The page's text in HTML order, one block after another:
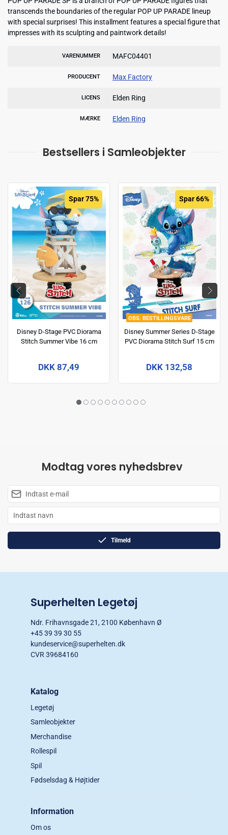
transcends the boundaries of the regular POP UP PARADE lineup
with special surprises! This installment features a special figure that
impresses with its sculpting and paintwork details!
VARENUMMER MAFC04401
PRODUCENT Max Factory
LICENS Elden Ring
MÆRKE Elden Ring
Bestsellers i Samleobjekter
Spar 75%
Disney D-Stage PVC Diorama
Stitch Summer Vibe 16 cm
DKK 87,49
BESTILLINGSVARE
Spar 66%
Disney Summer Series D-Stage
PVC Diorama Stitch Surf 15 cm
DKK 132,58
Modtag vores nyhedsbrev
Tilmeld
Superhelten Legetøj
Ndr. Frihavnsgade 21, 2100 København Ø
+45 39 39 30 55
kundeservice@superhelten.dk
CVR 39684160
Katalog
Legetøj
Samleobjekter
Merchandise
Rollespil
Spil
Fødselsdag & Højtider
Information
Om os